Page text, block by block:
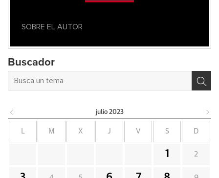
SOBRE EL AUTOR
Buscador
julio 2023
L M X J V S D
1 2